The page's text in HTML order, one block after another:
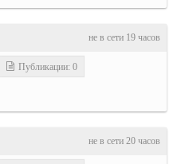
не в сети 19 часов
Публикации: 0
не в сети 20 часов